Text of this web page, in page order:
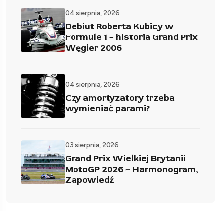
04 sierpnia, 2026
Debiut Roberta Kubicy w
Formule 1 – historia Grand Prix
Węgier 2006
04 sierpnia, 2026
Czy amortyzatory trzeba
wymieniać parami?
03 sierpnia, 2026
Grand Prix Wielkiej Brytanii
MotoGP 2026 – Harmonogram,
Zapowiedź